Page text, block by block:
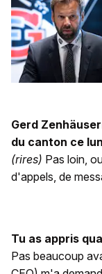
Gerd
du canton ce
(rires) Pas loin,
d'appels, de
Tu as appris
Pas beaucoup